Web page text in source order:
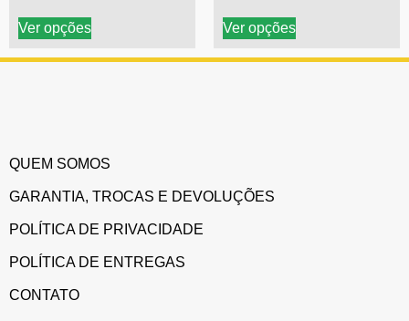
Ver opções Ver opções
QUEM SOMOS
GARANTIA, TROCAS E DEVOLUÇÕES
POLÍTICA DE PRIVACIDADE
POLÍTICA DE ENTREGAS
CONTATO